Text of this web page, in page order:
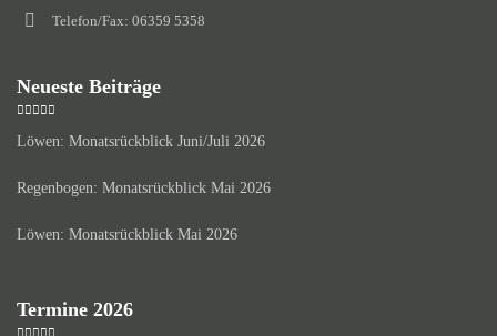
Telefon/Fax: 06359 5358
Neueste Beiträge
Löwen: Monatsrückblick Juni/Juli 2026
Regenbogen: Monatsrückblick Mai 2026
Löwen: Monatsrückblick Mai 2026
Termine 2026